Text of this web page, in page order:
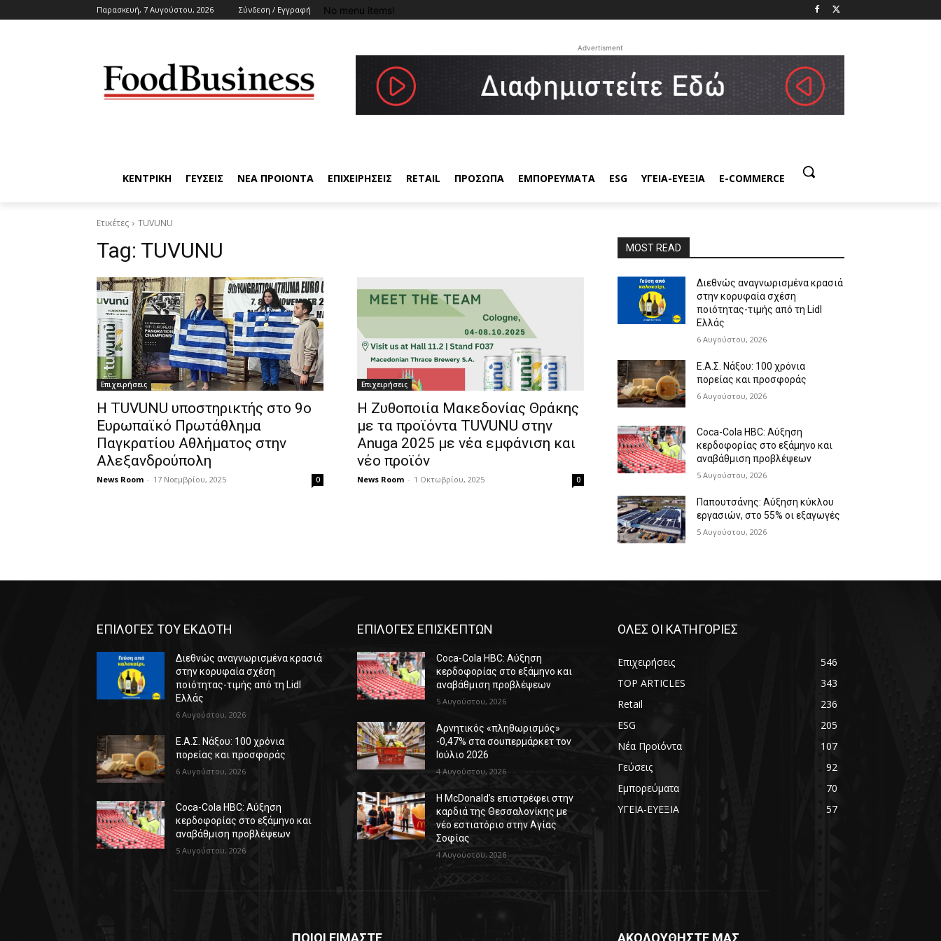
Παρασκευή, 7 Αυγούστου, 2026 Σύνδεση / Εγγραφή No menu items!
Advertisment
ΚΕΝΤΡΙΚΗ ΓΕΥΣΕΙΣ ΝΕΑ ΠΡΟΙΟΝΤΑ ΕΠΙΧΕΙΡΗΣΕΙΣ RETAIL ΠΡΟΣΩΠΑ ΕΜΠΟΡΕΥΜΑΤΑ ESG ΥΓΕΙΑ-ΕΥΕΞΙΑ E-COMMERCE
Ετικέτες TUVUNU
Tag: TUVUNU
Επιχειρήσεις
Η TUVUNU υποστηρικτής στο 9ο
Ευρωπαϊκό Πρωτάθλημα
Παγκρατίου Αθλήματος στην
Αλεξανδρούπολη
News Room - 17 Νοεμβρίου, 2025 0
Επιχειρήσεις
Η Ζυθοποιία Μακεδονίας Θράκης
με τα προϊόντα TUVUNU στην
Anuga 2025 με νέα εμφάνιση και
νέο προϊόν
News Room - 1 Οκτωβρίου, 2025 0
MOST READ
Διεθνώς αναγνωρισμένα κρασιά
στην κορυφαία σχέση
ποιότητας-τιμής από τη Lidl
Ελλάς
6 Αυγούστου, 2026
Ε.Α.Σ. Νάξου: 100 χρόνια
πορείας και προσφοράς
6 Αυγούστου, 2026
Coca-Cola HBC: Αύξηση
κερδοφορίας στο εξάμηνο και
αναβάθμιση προβλέψεων
5 Αυγούστου, 2026
Παπουτσάνης: Αύξηση κύκλου
εργασιών, στο 55% οι εξαγωγές
5 Αυγούστου, 2026
ΕΠΙΛΟΓΕΣ ΤΟΥ ΕΚΔΟΤΗ
Διεθνώς αναγνωρισμένα κρασιά
στην κορυφαία σχέση
ποιότητας-τιμής από τη Lidl
Ελλάς
6 Αυγούστου, 2026
Ε.Α.Σ. Νάξου: 100 χρόνια
πορείας και προσφοράς
6 Αυγούστου, 2026
Coca-Cola HBC: Αύξηση
κερδοφορίας στο εξάμηνο και
αναβάθμιση προβλέψεων
5 Αυγούστου, 2026
ΕΠΙΛΟΓΕΣ ΕΠΙΣΚΕΠΤΩΝ
Coca-Cola HBC: Αύξηση
κερδοφορίας στο εξάμηνο και
αναβάθμιση προβλέψεων
5 Αυγούστου, 2026
Αρνητικός «πληθωρισμός»
-0,47% στα σουπερμάρκετ τον
Ιούλιο 2026
4 Αυγούστου, 2026
Η McDonald’s επιστρέφει στην
καρδιά της Θεσσαλονίκης με
νέο εστιατόριο στην Αγίας
Σοφίας
4 Αυγούστου, 2026
ΟΛΕΣ ΟΙ ΚΑΤΗΓΟΡΙΕΣ
Επιχειρήσεις
546
TOP ARTICLES
343
Retail
236
ESG
205
Νέα Προϊόντα
107
Γεύσεις
92
Εμπορεύματα
70
ΥΓΕΙΑ-ΕΥΕΞΙΑ
57
ΠΟΙΟΙ ΕΙΜΑΣΤΕ ΑΚΟΛΟΥΘΗΣΤΕ ΜΑΣ